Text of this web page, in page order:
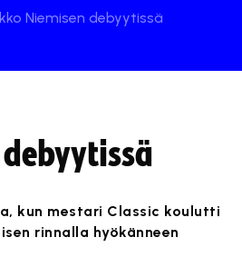
Niemisen debyytissä
kun mestari Classic koulutti
rinnalla hyökänneen